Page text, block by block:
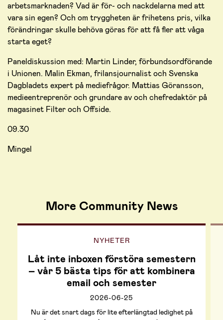
arbetsmarknaden? Vad är för- och nackdelarna med att
vara sin egen? Och om tryggheten är frihetens pris, vilka
förändringar skulle behöva göras för att få fler att våga
starta eget?
Paneldiskussion med: Martin Linder, förbundsordförande
i Unionen. Malin Ekman, frilansjournalist och Svenska
Dagbladets expert på mediefrågor. Mattias Göransson,
medieentreprenör och grundare av och chefredaktör på
magasinet Filter och Offside.
09.30
Mingel
More Community News
NYHETER
Låt inte inboxen förstöra semestern
– vår 5 bästa tips för att kombinera
email och semester
2026-06-25
Nu är det snart dags för lite efterlängtad ledighet på